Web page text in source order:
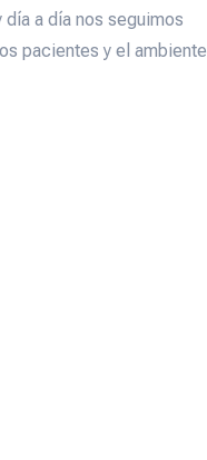
a día nos seguimos
pacientes y el ambiente